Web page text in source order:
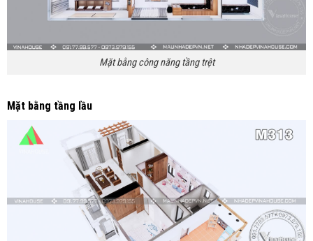
Mặt bằng công năng tầng trệt
Mặt bằng tầng lầu